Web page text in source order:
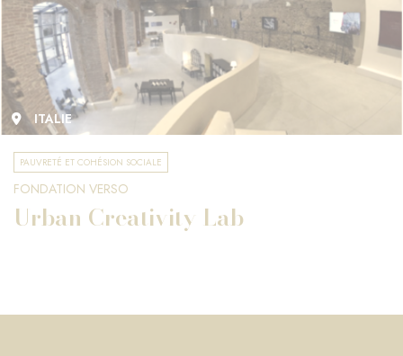
ITALIE
PAUVRETÉ ET COHÉSION SOCIALE
FONDATION VERSO
Urban Creativity Lab